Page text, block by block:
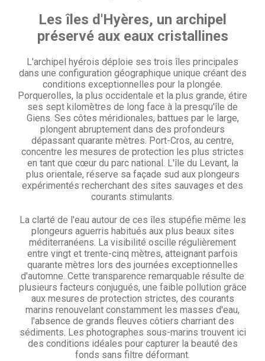
Les îles d'Hyères, un archipel
préservé aux eaux cristallines
L'archipel hyérois déploie ses trois îles principales
dans une configuration géographique unique créant des
conditions exceptionnelles pour la plongée.
Porquerolles, la plus occidentale et la plus grande, étire
ses sept kilomètres de long face à la presqu'île de
Giens. Ses côtes méridionales, battues par le large,
plongent abruptement dans des profondeurs
dépassant quarante mètres. Port-Cros, au centre,
concentre les mesures de protection les plus strictes
en tant que cœur du parc national. L'île du Levant, la
plus orientale, réserve sa façade sud aux plongeurs
expérimentés recherchant des sites sauvages et des
courants stimulants.
La clarté de l'eau autour de ces îles stupéfie même les
plongeurs aguerris habitués aux plus beaux sites
méditerranéens. La visibilité oscille régulièrement
entre vingt et trente-cinq mètres, atteignant parfois
quarante mètres lors des journées exceptionnelles
d'automne. Cette transparence remarquable résulte de
plusieurs facteurs conjugués, une faible pollution grâce
aux mesures de protection strictes, des courants
marins renouvelant constamment les masses d'eau,
l'absence de grands fleuves côtiers charriant des
sédiments. Les photographes sous-marins trouvent ici
des conditions idéales pour capturer la beauté des
fonds sans filtre déformant.